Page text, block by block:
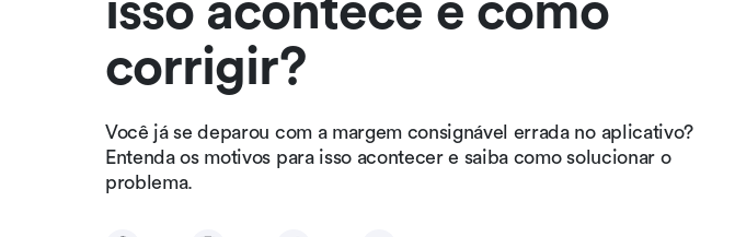
corrigir?
Você já se deparou com a margem consignável errada no aplicativo?
Entenda os motivos para isso acontecer e saiba como solucionar o
problema.